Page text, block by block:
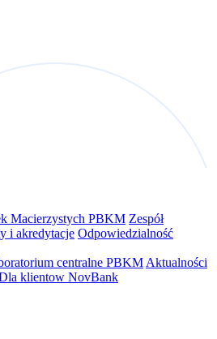
Macierzystych PBKM Zespół
i akredytacje Odpowiedzialność
centralne PBKM Aktualności
klientow NovBank